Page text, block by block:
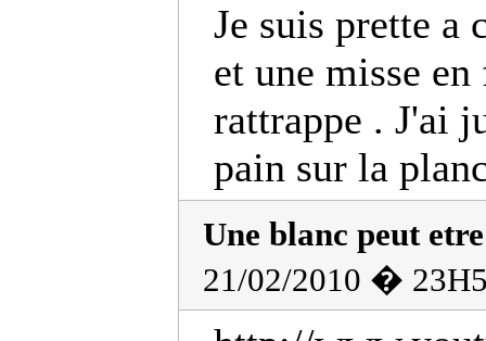
Je suis prette a
et une misse
rattrappe . J'ai
pain sur la
Une blanc peut
21/02/2010 �